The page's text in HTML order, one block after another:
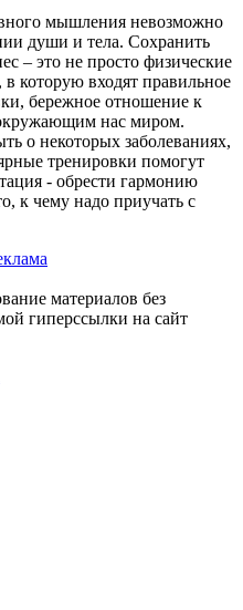
мышления невозможно
души и тела. Сохранить
– это не просто физические
которую входят правильное
бережное отношение к
нас миром.
о некоторых заболеваниях,
тренировки помогут
- обрести гармонию
к чему надо приучать с
материалов без
гиперссылки на сайт